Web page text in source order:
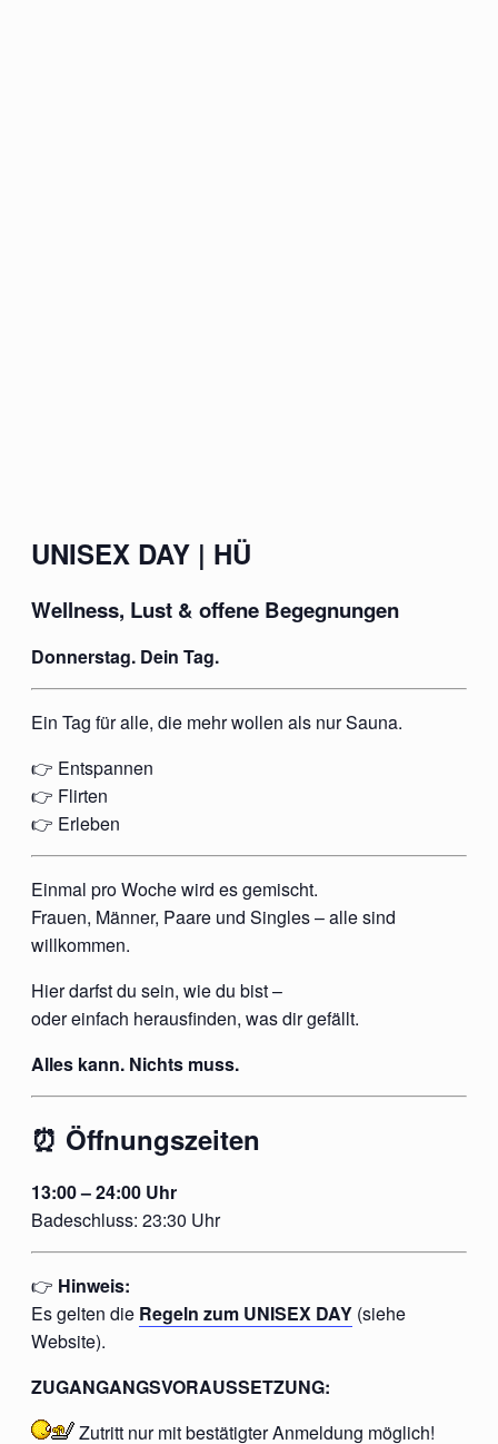
UNISEX DAY | HÜ
Wellness, Lust & offene Begegnungen
Donnerstag. Dein Tag.
Ein Tag für alle, die mehr wollen als nur Sauna.
👉 Entspannen
👉 Flirten
👉 Erleben
Einmal pro Woche wird es gemischt.
Frauen, Männer, Paare und Singles – alle sind
willkommen.
Hier darfst du sein, wie du bist –
oder einfach herausfinden, was dir gefällt.
Alles kann. Nichts muss.
⏰ Öffnungszeiten
13:00 – 24:00 Uhr
Badeschluss: 23:30 Uhr
👉 Hinweis:
Es gelten die Regeln zum UNISEX DAY (siehe
Website).
ZUGANGANGSVORAUSSETZUNG:
Zutritt nur mitbestätigterAnmeldung möglich!